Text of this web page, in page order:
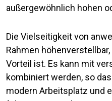
außergewöhnlich hohen
Die Vielseitigkeit von
Rahmen
Vorteil ist. Es kann mit
kombiniert werden, so
modern Arbeitsplatz und